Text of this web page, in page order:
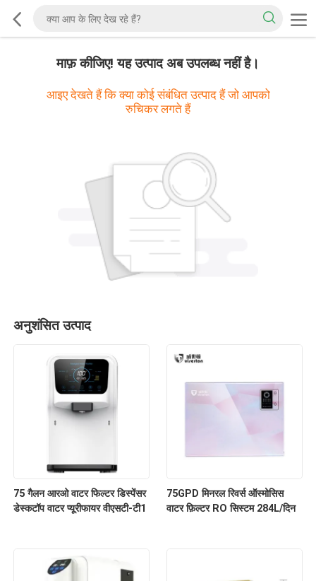
माफ़ कीजिए! यह उत्पाद अब उपलब्ध नहीं है।
आइए देखते हैं कि क्या कोई संबंधित उत्पाद हैं जो आपको
रुचिकर लगते हैं
अनुशंसित उत्पाद
75 गैलन आरओ वाटर फिल्टर डिस्पेंसर
डेस्कटॉप वाटर प्यूरीफायर वीएसटी-टी1
75GPD मिनरल रिवर्स ऑस्मोसिस
वाटर फ़िल्टर RO सिस्टम 284L/दिन